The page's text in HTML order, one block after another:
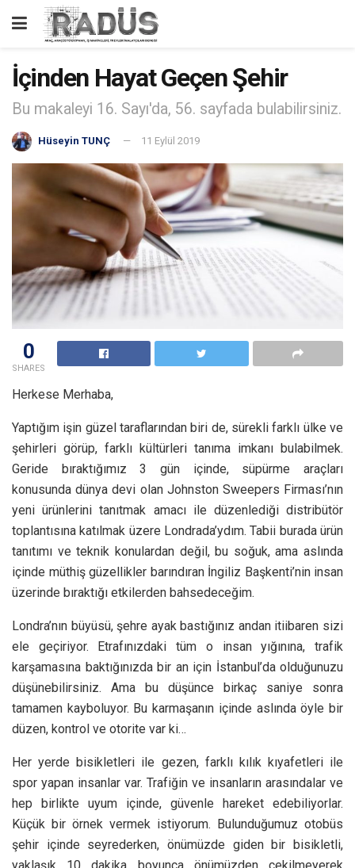
İçinden Hayat Geçen Şehir
Bu makaleyi 16. Sayı'da, 56. sayfada bulabilirsiniz.
Hüseyin TUNÇ 11 Eylül 2019
0
SHARES
Herkese Merhaba,
Yaptığım işin güzel taraflarından biri de, sürekli farklı ülke ve
şehirleri görüp, farklı kültürleri tanıma imkanı bulabilmek.
Geride bıraktığımız 3 gün içinde, süpürme araçları
konusunda dünya devi olan Johnston Sweepers Firması’nın
yeni ürünlerini tanıtmak amacı ile düzenlediği distribütör
toplantısına katılmak üzere Londrada’ydım. Tabii burada ürün
tanıtımı ve teknik konulardan değil, bu soğuk, ama aslında
içinde müthiş güzellikler barındıran İngiliz Başkenti’nin insan
üzerinde bıraktığı etkilerden bahsedeceğim.
Londra’nın büyüsü, şehre ayak bastığınız andan itiibaren sizi
ele geçiriyor. Etrafınızdaki tüm o insan yığınına, trafik
karşamasına baktığınızda bir an için İstanbul’da olduğunuzu
düşünebilirsiniz. Ama bu düşünce birkaç saniye sonra
tamamen kayboluyor. Bu karmaşanın içinde aslında öyle bir
düzen, kontrol ve otorite var ki…
Her yerde bisikletleri ile gezen, farklı kılık kıyafetleri ile
spor yapan insanlar var. Trafiğin ve insanların arasındalar ve
hep birlikte uyum içinde, güvenle hareket edebiliyorlar.
Küçük bir örnek vermek istiyorum. Bulunduğumuz otobüs
şehir içinde seyrederken, önümüzde giden bir bisikletli,